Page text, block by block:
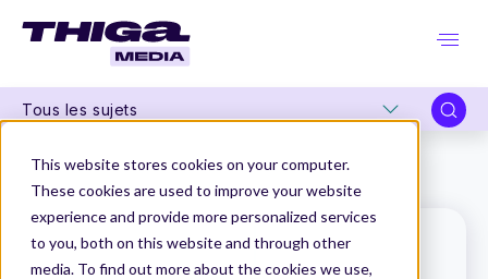
This website stores cookies on your computer.
These cookies are used to improve your website
experience and provide more personalized services
to you, both on this website and through other
media. To find out more about the cookies we use,
Tous les sujets
Thiga Media
Le Dico du Produit